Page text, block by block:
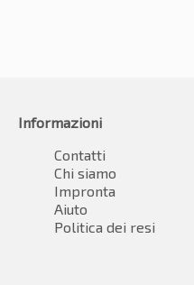
Informazioni
Contatti
Chi siamo
Impronta
Aiuto
Politica dei resi